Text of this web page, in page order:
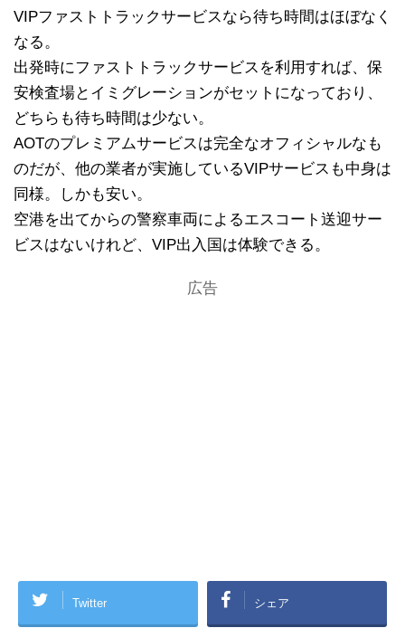
VIPファストトラックサービスなら待ち時間はほぼなく
なる。
出発時にファストトラックサービスを利用すれば、保
安検査場とイミグレーションがセットになっており、
どちらも待ち時間は少ない。
AOTのプレミアムサービスは完全なオフィシャルなも
のだが、他の業者が実施しているVIPサービスも中身は
同様。しかも安い。
空港を出てからの警察車両によるエスコート送迎サー
ビスはないけれど、VIP出入国は体験できる。
広告
Twitter シェア